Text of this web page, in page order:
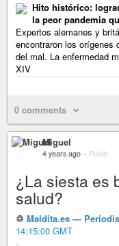
Hito histórico:
la peor pandemia
Expertos alemanes y
encontraron los orígenes
del mal. La enfermedad
XIV
0 comments
Miguel
4 years ago – Public
¿La siesta es
salud?
♲ Maldita.es —
14:15:00 GMT